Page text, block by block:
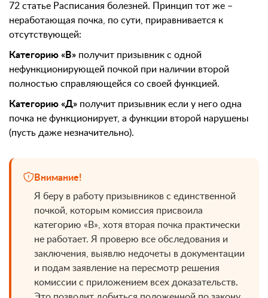
72 статье Расписания болезней. Принцип тот же –
неработающая почка, по сути, приравнивается к
отсутствующей:
Категорию «В» получит призывник с одной
нефункционирующей почкой при наличии второй
полностью справляющейся со своей функцией.
Категорию «Д» получит призывник если у него одна
почка не функционирует, а функции второй нарушены
(пусть даже незначительно).
Внимание!
Я беру в работу призывников с единственной
почкой, которым комиссия присвоила
категорию «В», хотя вторая почка практически
не работает. Я проверю все обследования и
заключения, выявлю недочеты в документации
и подам заявление на пересмотр решения
комиссии с приложением всех доказательств.